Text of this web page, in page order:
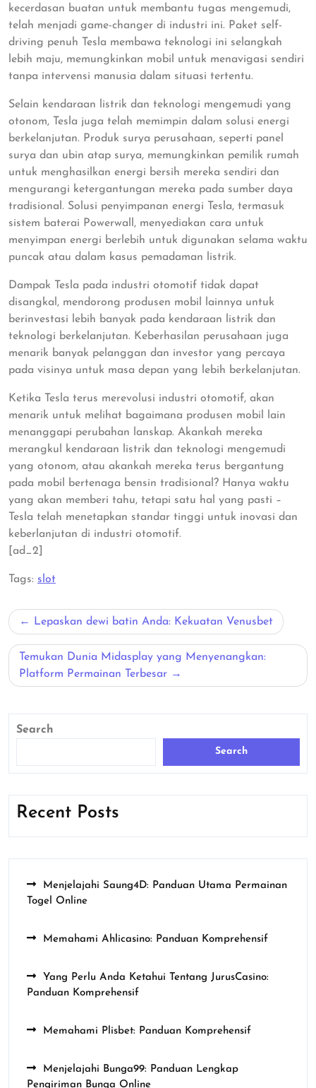
kecerdasan buatan untuk membantu tugas mengemudi,
telah menjadi game-changer di industri ini. Paket self-
driving penuh Tesla membawa teknologi ini selangkah
lebih maju, memungkinkan mobil untuk menavigasi sendiri
tanpa intervensi manusia dalam situasi tertentu.
Selain kendaraan listrik dan teknologi mengemudi yang
otonom, Tesla juga telah memimpin dalam solusi energi
berkelanjutan. Produk surya perusahaan, seperti panel
surya dan ubin atap surya, memungkinkan pemilik rumah
untuk menghasilkan energi bersih mereka sendiri dan
mengurangi ketergantungan mereka pada sumber daya
tradisional. Solusi penyimpanan energi Tesla, termasuk
sistem baterai Powerwall, menyediakan cara untuk
menyimpan energi berlebih untuk digunakan selama waktu
puncak atau dalam kasus pemadaman listrik.
Dampak Tesla pada industri otomotif tidak dapat
disangkal, mendorong produsen mobil lainnya untuk
berinvestasi lebih banyak pada kendaraan listrik dan
teknologi berkelanjutan. Keberhasilan perusahaan juga
menarik banyak pelanggan dan investor yang percaya
pada visinya untuk masa depan yang lebih berkelanjutan.
Ketika Tesla terus merevolusi industri otomotif, akan
menarik untuk melihat bagaimana produsen mobil lain
menanggapi perubahan lanskap. Akankah mereka
merangkul kendaraan listrik dan teknologi mengemudi
yang otonom, atau akankah mereka terus bergantung
pada mobil bertenaga bensin tradisional? Hanya waktu
yang akan memberi tahu, tetapi satu hal yang pasti –
Tesla telah menetapkan standar tinggi untuk inovasi dan
keberlanjutan di industri otomotif.
[ad_2]
Tags: slot
Post
navigation
Lepaskan dewi batin Anda: Kekuatan Venusbet
Temukan Dunia Midasplay yang Menyenangkan:
Platform Permainan Terbesar
Search
Search
Recent Posts
Menjelajahi Saung4D: Panduan Utama Permainan
Togel Online
Memahami Ahlicasino: Panduan Komprehensif
Yang Perlu Anda Ketahui Tentang JurusCasino:
Panduan Komprehensif
Memahami Plisbet: Panduan Komprehensif
Menjelajahi Bunga99: Panduan Lengkap
Pengiriman Bunga Online